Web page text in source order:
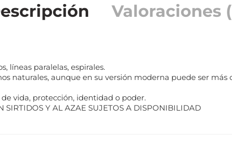
Valoraciones
líneas paralelas, espirales.
naturales, aunque en su versión moderna puede ser más
vida, protección, identidad o poder.
SIRTIDOS Y AL AZAE SUJETOS A DISPONIBILIDAD